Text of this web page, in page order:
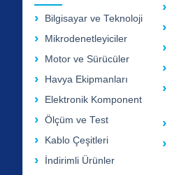
Bilgisayar ve Teknoloji
Mikrodenetleyiciler
Motor ve Sürücüler
Havya Ekipmanları
Elektronik Komponent
Ölçüm ve Test
Kablo Çeşitleri
İndirimli Ürünler